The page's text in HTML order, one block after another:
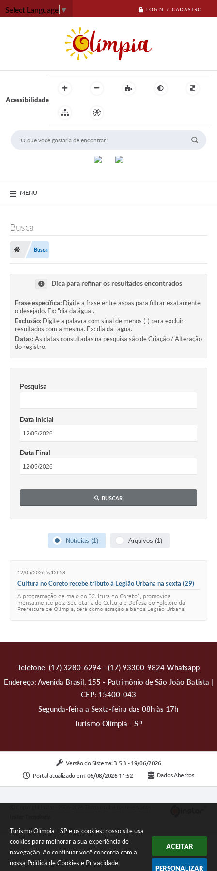
Turismo Olímpia - SP e os cookies: nosso site usa
cookies para melhorar a sua experiência de
navegação. Ao continuar você concorda com a
nossa Política de Cookies e Privacidade.
ACEITAR
PERSONALIZAR
LOGIN / CADASTRO
Select Language ▼
Acessibilidade
MENU
Busca
Busca
Dica para refinar os resultados encontrados
Frase específica: Digite a frase entre aspas para filtrar exatamente
o desejado. Ex: "dia da água".
Exclusão: Digite a palavra com sinal de menos (-) para excluir
resultados com a mesma. Ex: dia da -agua.
Datas:As datas consultadas na pesquisa são de Criação / Alteração
do registro.
Pesquisa
Data Inicial
Data Final
BUSCAR
Notícias (1) Arquivos (1)
12/05/2026 às 12h58
Cultura no Coreto recebe tributo à Legião Urbana na sexta (29)
A programação de maio do “Cultura no Coreto”, promovida
mensalmente pela Secretaria de Cultura e Defesa do Folclore da
Prefeitura de Olímpia, terá como atração a banda Legião Urbana
Telefone: (17) 3280-6294 - (17) 93300-9824 Whatsapp
Endereço: Avenida Brasil, 155 - Patrimônio de São João Batista |
CEP: 15400-043
Segunda-feira a Sexta-feira das 08h às 17h
Turismo Olímpia - SP
Versão do Sistema: 3.5.3 - 19/06/2026
Portal atualizado em: 06/08/2026 11:52 Dados Abertos